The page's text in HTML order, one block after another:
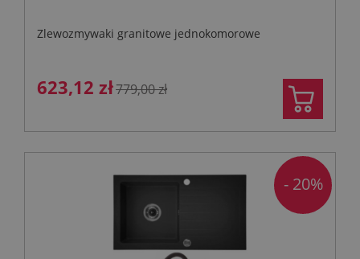
Zlewozmywaki granitowe jednokomorowe
623,12 zł779,00 zł
- 20%